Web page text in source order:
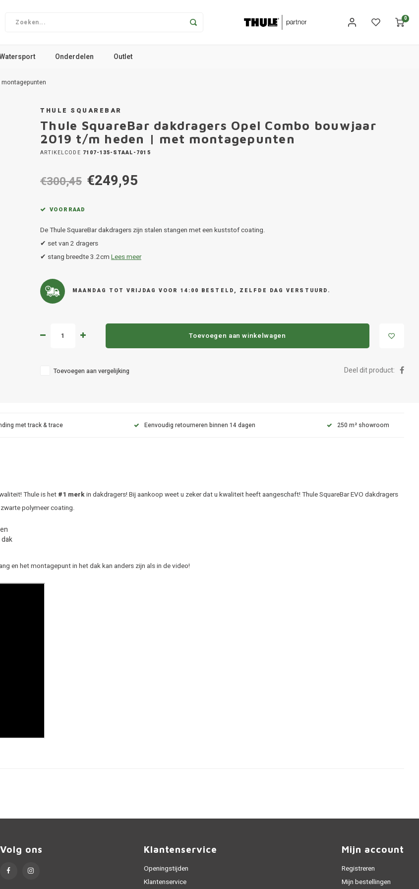
0
Onderdelen Outlet
montagepunten
THULE SQUAREBAR
Thule SquareBar dakdragers Opel Combo bouwjaar
2019 t/m heden | met montagepunten
ARTIKELCODE 7107-135-STAAL-7015
€300,45 €249,95
VOORRAAD
De Thule SquareBar dakdragers zijn stalen stangen met een kuststof coating.
✔ set van 2 dragers
✔ stang breedte 3.2cm Lees meer
MAANDAG TOT VRIJDAG VOOR 14:00 BESTELD, ZELFDE DAG VERSTUURD.
Toevoegen aan winkelwagen
Toevoegen aan vergelijking Deel dit product:
met track & trace Eenvoudig retourneren binnen 14 dagen 250 m² showroom
Thule is het#1 merkin dakdragers! Bij aankoop weet u zeker dat u kwaliteit heeft aangeschaft! Thule SquareBar EVO dakdragers
polymeer coating.
en het montagepunt in het dak kan anders zijn als in de video!
Volg ons Klantenservice
Openingstijden
Klantenservice
Mijn account
Registreren
Mijn bestellingen